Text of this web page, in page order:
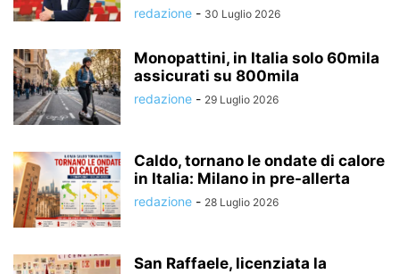
redazione - 30 Luglio 2026
Monopattini, in Italia solo 60mila
assicurati su 800mila
redazione - 29 Luglio 2026
Caldo, tornano le ondate di calore
in Italia: Milano in pre-allerta
redazione - 28 Luglio 2026
San Raffaele, licenziata la